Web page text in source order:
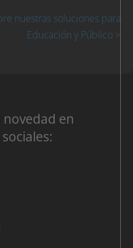
nuestras soluciones para
Educación y Público >
en